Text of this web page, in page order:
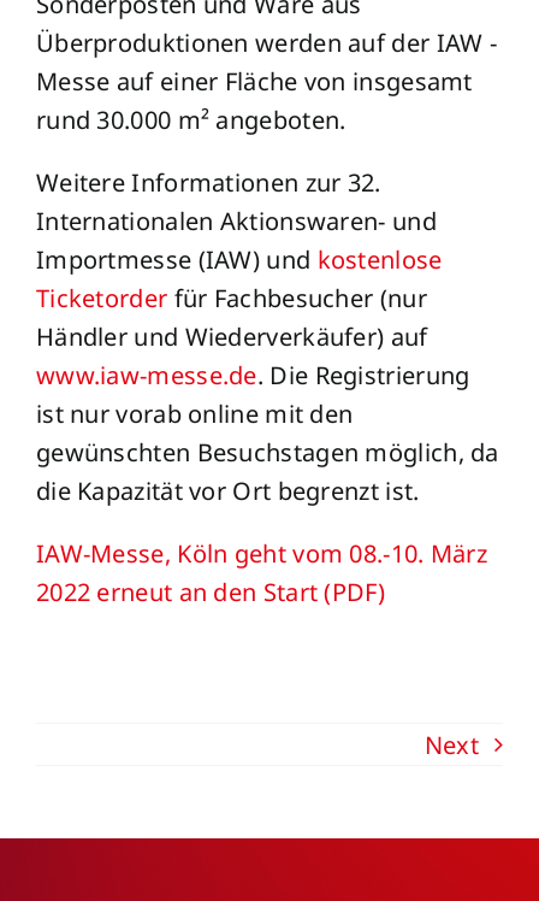
Überproduktionen werden auf der IAW -
Messe auf einer Fläche von insgesamt
rund 30.000 m² angeboten.
Weitere Informationen zur 32.
Internationalen Aktionswaren- und
Importmesse (IAW) und kostenlose
Ticketorder für Fachbesucher (nur
Händler und Wiederverkäufer) auf
www.iaw-messe.de. Die Registrierung
ist nur vorab online mit den
gewünschten Besuchstagen möglich, da
die Kapazität vor Ort begrenzt ist.
IAW-Messe, Köln geht vom 08.-10. März
2022 erneut an den Start (PDF)
Next